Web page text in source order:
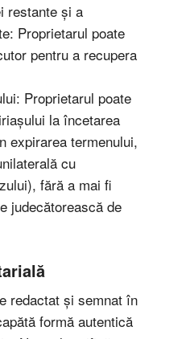
restante și a
Proprietarul poate
pentru a recupera
Proprietarul poate
la încetarea
expirarea termenului,
cu
fără a mai fi
judecătorească de
redactat și semnat în
formă autentică